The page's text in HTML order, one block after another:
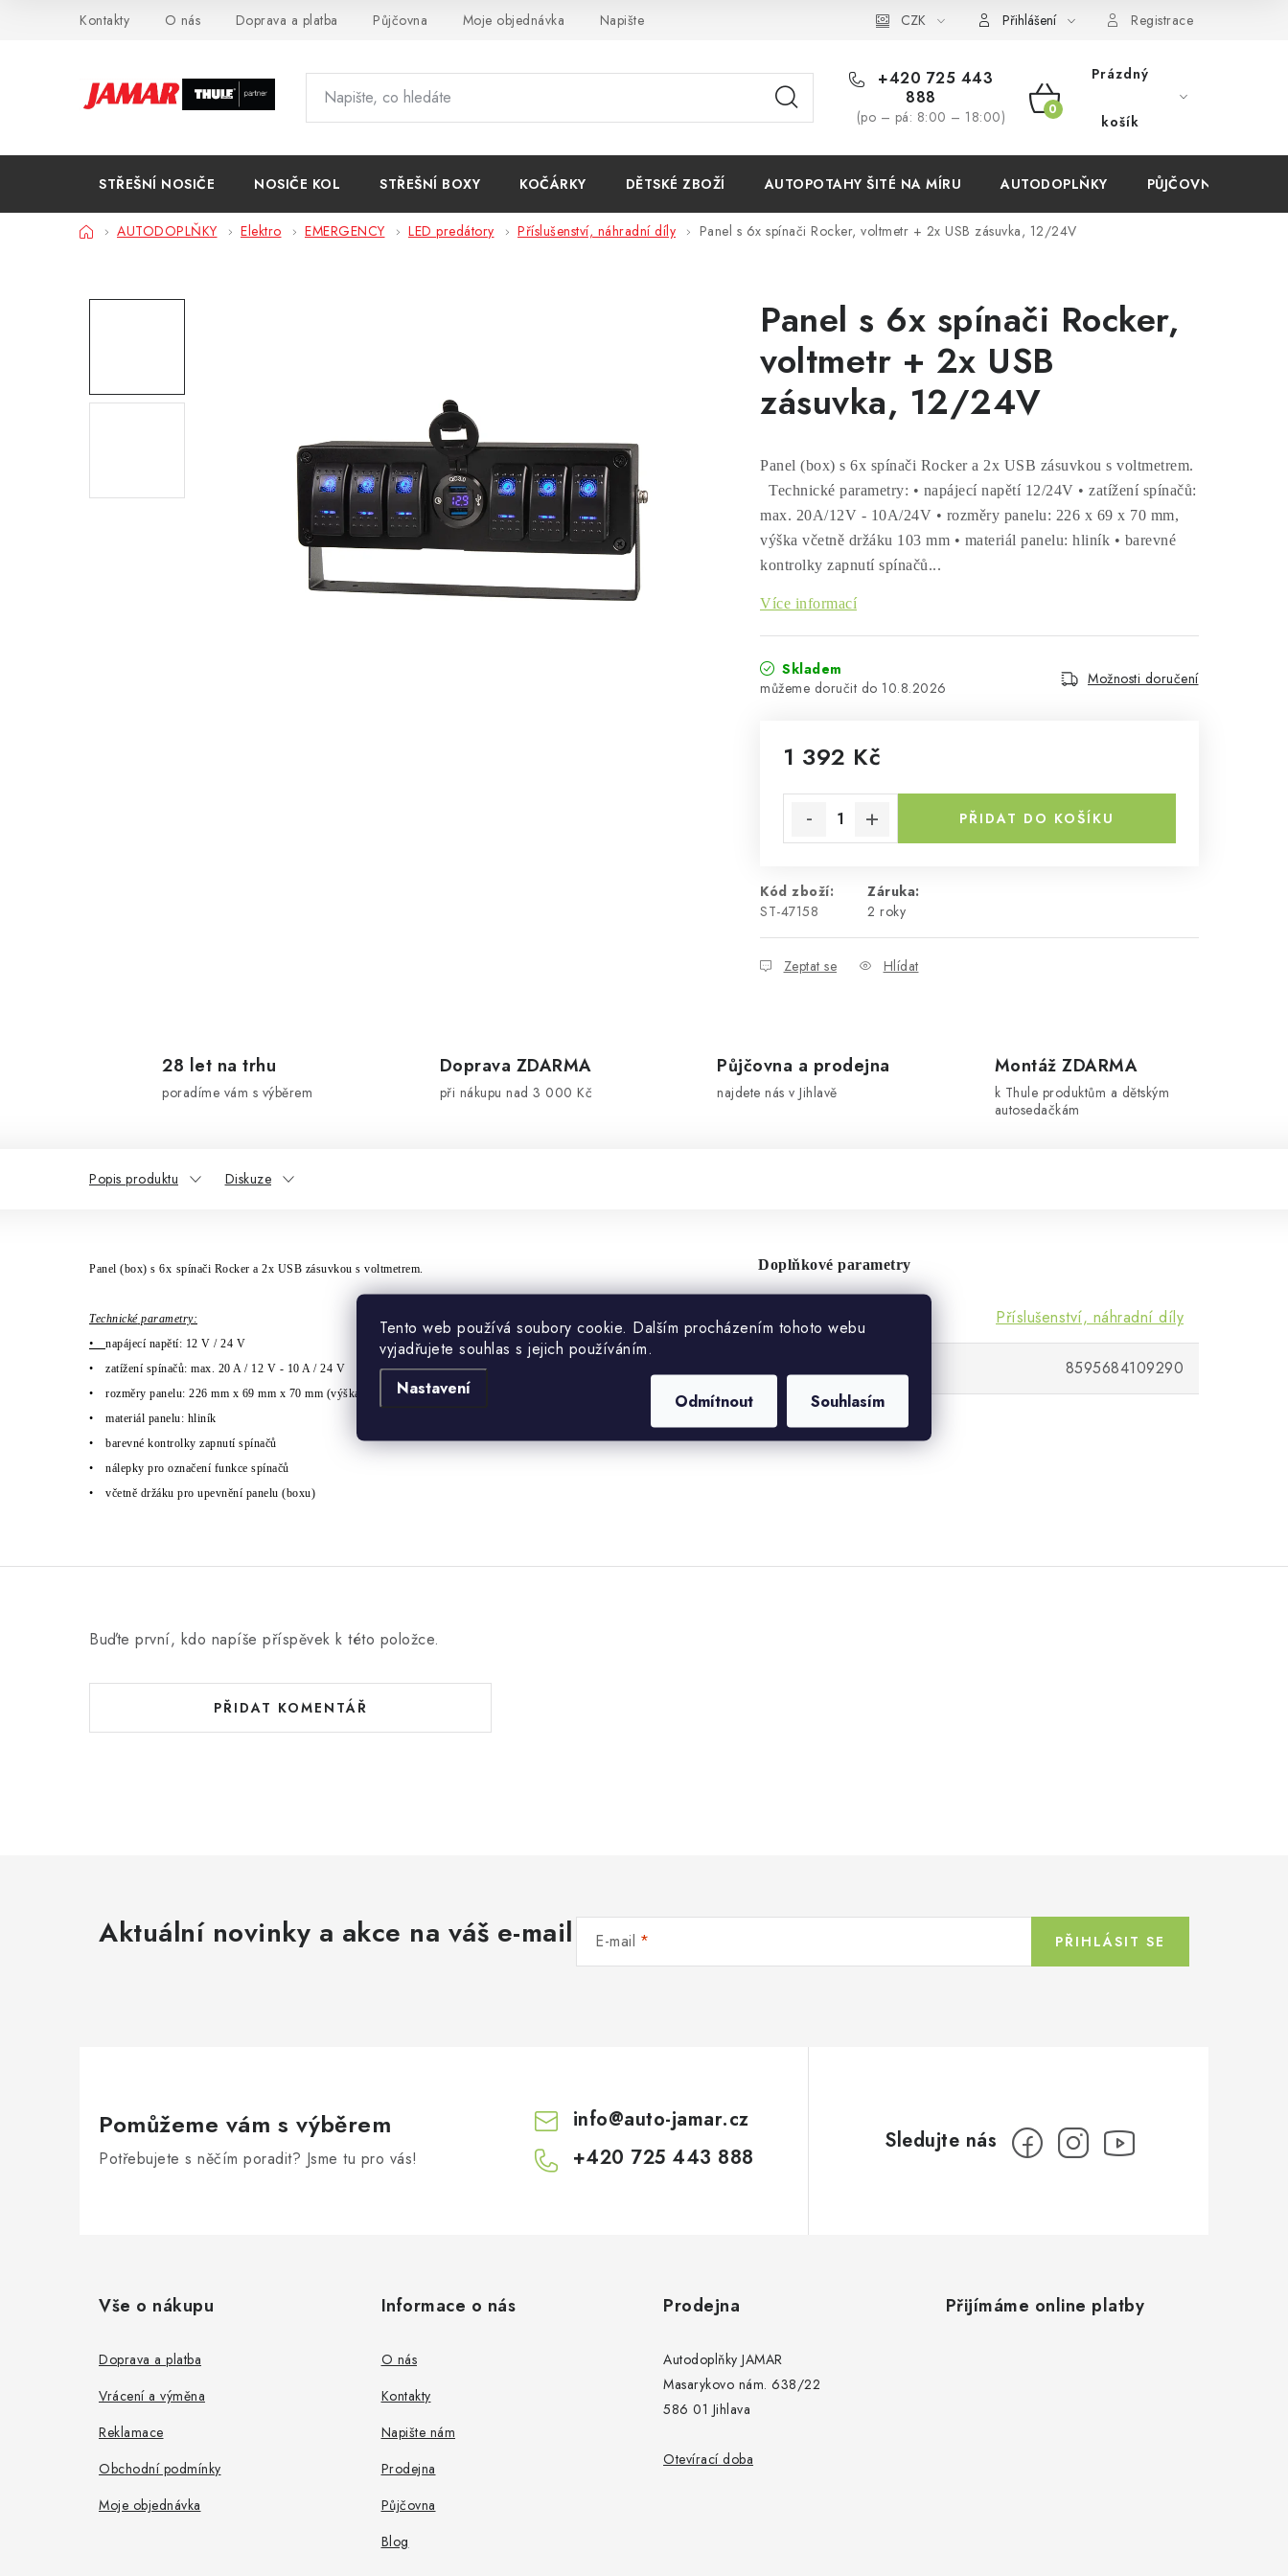
Tento web používá soubory cookie. Dalším procházením tohoto webu
vyjadřujete souhlas s jejich používáním.
Nastavení
Odmítnout Souhlasím
Kontakty O nás Doprava a platba Půjčovna Moje objednávka Napište nám Obchodní podmínky
CZK Přihlášení Registrace
+420 725 443
888
(po – pá: 8:00 – 18:00)
NÁKUPNÍ
Prázdný
košík
STŘEŠNÍ NOSIČE NOSIČE KOL STŘEŠNÍ BOXY KOČÁRKY DĚTSKÉ ZBOŽÍ AUTOPOTAHY ŠITÉ NA MÍRU AUTODOPLŇKY PŮJČOVNA
DomůAUTODOPLŇKY Elektro EMERGENCY LED predátory Příslušenství, náhradní díly Panel s 6x spínači Rocker, voltmetr + 2x USB zásuvka, 12/24V
Panel s 6x spínači Rocker,
voltmetr + 2x USB
zásuvka, 12/24V
Panel (box) s 6x spínači Rocker a 2x USB zásuvkou s voltmetrem.
Technické parametry: • napájecí napětí 12/24V • zatížení spínačů:
max. 20A/12V - 10A/24V • rozměry panelu: 226 x 69 x 70 mm,
výška včetně držáku 103 mm • materiál panelu: hliník • barevné
kontrolky zapnutí spínačů...
Více informací
Skladem
10.8.2026
Možnosti doručení
1 392 Kč
PŘIDAT DO KOŠÍKU
Kód zboží:
ST-47158
Záruka:
2 roky
Zeptat se Hlídat
28 let na trhu
poradíme vám s výběrem
Doprava ZDARMA
při nákupu nad 3 000 Kč
Půjčovna a prodejna
najdete nás v Jihlavě
Montáž ZDARMA
k Thule produktům a dětským
autosedačkám
Popis produktu Diskuze
Panel (box) s 6x spínači Rocker a 2x USB zásuvkou s voltmetrem.
Technicképarametry:
• napájecí napětí: 12 V / 24 V
• zatížení spínačů: max. 20 A / 12 V - 10 A / 24 V
• rozměry panelu: 226 mm x 69 mm x 70 mm (výška včetně držáku 103 mm)
• materiál panelu: hliník
• barevné kontrolky zapnutí spínačů
• nálepky pro označení funkce spínačů
• včetně držáku pro upevnění panelu (boxu)
Doplňkové parametry
Kategorie Příslušenství, náhradní díly
8595684109290
Buďte první, kdo napíše příspěvek k této položce.
PŘIDAT KOMENTÁŘ
Aktuální novinky a akce na váš e-mail E-mail PŘIHLÁSIT SE
Pomůžeme vám s výběrem
Potřebujete s něčím poradit? Jsme tu pro vás!
info@auto-jamar.cz
+420 725 443 888
Vše o nákupu
Doprava a platba
Vrácení a výměna
Reklamace
Obchodní podmínky
Moje objednávka
Informace o nás
O nás
Kontakty
Napište nám
Prodejna
Půjčovna
Blog
Prodejna
Autodoplňky JAMAR
Masarykovo nám. 638/22
586 01 Jihlava
Otevírací doba
Přijímáme online platby